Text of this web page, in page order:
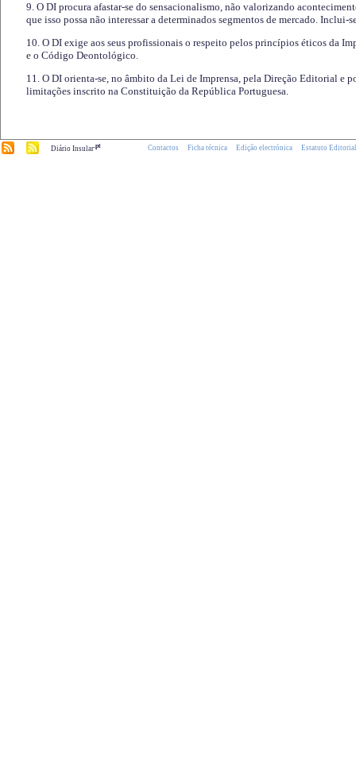
9. O DI procura afastar-se do sensacionalismo, não valorizando
que isso possa não interessar a determinados segmentos de mercado.
10. O DI exige aos seus profissionais o respeito pelos princípios éticos da
e o Código Deontológico.
11. O DI orienta-se, no âmbito da Lei de Imprensa, pela Direção Editorial e
limitações inscrito na Constituição da República Portuguesa.
Diário Insular.pt Contactos Ficha técnica Edição electrónica Estatuto Editorial